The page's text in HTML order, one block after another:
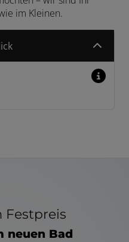
im Kleinen.
Festpreis
neuen Bad